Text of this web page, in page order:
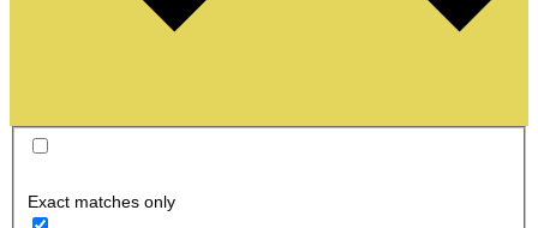
Exact matches only